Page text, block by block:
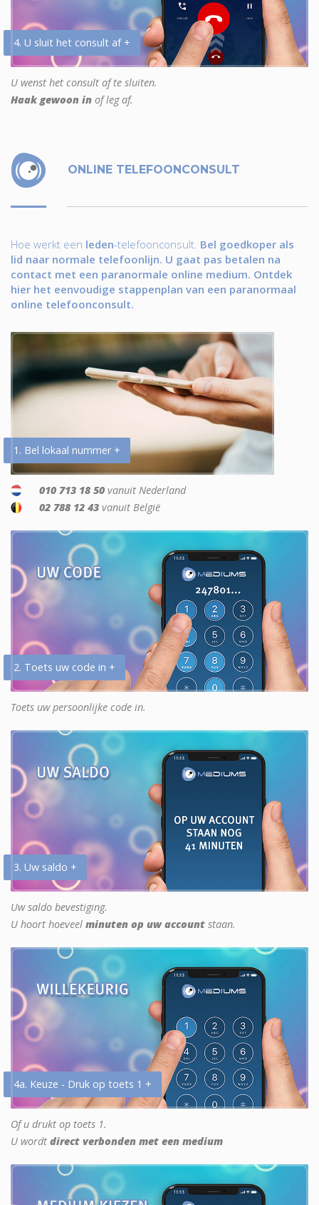
4. U sluit het consult af +
U wenst het consult af te sluiten.
Haak gewoon in of leg af.
ONLINE TELEFOONCONSULT
Hoe werkt een leden-telefoonconsult. Bel goedkoper als
lid naar normale telefoonlijn. U gaat pas betalen na
contact met een paranormale online medium. Ontdek
hier het eenvoudige stappenplan van een paranormaal
online telefoonconsult.
1. Bel lokaal nummer +
010 713 18 50 vanuit Nederland
02 788 12 43 vanuit België
2. Toets uw code in +
Toets uw persoonlijke code in.
3. Uw saldo +
Uw saldo bevestiging.
U hoort hoeveel minuten op uw account staan.
4a. Keuze - Druk op toets 1 +
Of u drukt op toets 1.
U wordt direct verbonden met een medium